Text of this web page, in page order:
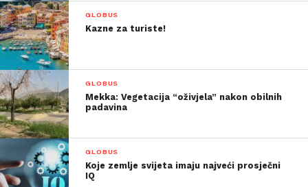
GLOBUS
Kazne za turiste!
GLOBUS
Mekka: Vegetacija “oživjela” nakon obilnih
padavina
GLOBUS
Koje zemlje svijeta imaju najveći prosječni
IQ